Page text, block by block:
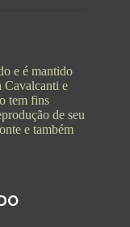
e é mantido
Cavalcanti e
tem fins
de seu
e também